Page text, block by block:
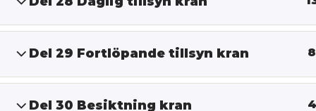
Del 29 Fortlöpande tillsyn kran 8
Del 30 Besiktning kran 4